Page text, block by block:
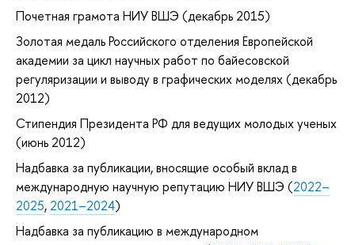
Почетная грамота НИУ ВШЭ (декабрь 2015)
Золотая медаль Российского отделения Европейской
академии за цикл научных работ по байесовской
регуляризации и выводу в графических моделях (декабрь
2012)
Стипендия Президента РФ для ведущих молодых ученых
(июнь 2012)
Надбавка за публикации, вносящие особый вклад в
международную научную репутацию НИУ ВШЭ (2022–
2025, 2021–2024)
Надбавка за публикацию в международном